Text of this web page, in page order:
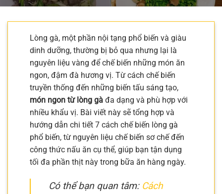
Lòng gà, một phần nội tạng phổ biến và giàu
dinh dưỡng, thường bị bỏ qua nhưng lại là
nguyên liệu vàng để chế biến những món ăn
ngon, đậm đà hương vị. Từ cách chế biến
truyền thống đến những biến tấu sáng tạo,
món ngon từ lòng gà đa dạng và phù hợp với
nhiều khẩu vị. Bài viết này sẽ tổng hợp và
hướng dẫn chi tiết 7 cách chế biến lòng gà
phổ biến, từ nguyên liệu chế biến sơ chế đến
công thức nấu ăn cụ thể, giúp bạn tận dụng
tối đa phần thịt này trong bữa ăn hàng ngày.
Có thể bạn quan tâm: Cách